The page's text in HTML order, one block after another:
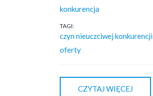
konkurencja
TAGI:
czyn nieuczciwej konkurencji
oferty
CZYTAJ WIĘCEJ